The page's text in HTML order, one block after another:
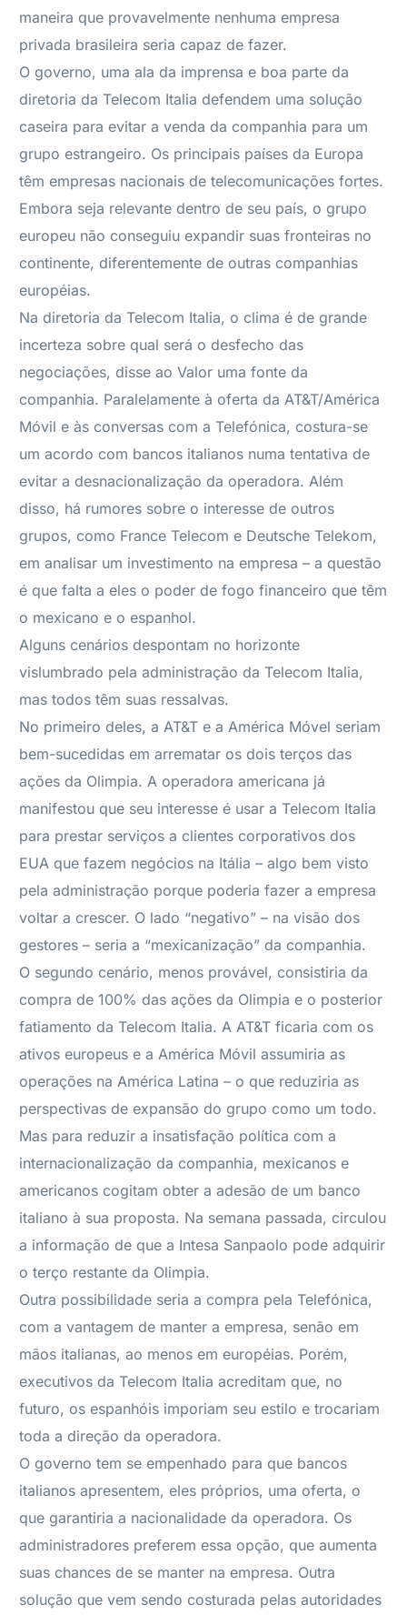
maneira que provavelmente nenhuma empresa
privada brasileira seria capaz de fazer.
O governo, uma ala da imprensa e boa parte da
diretoria da Telecom Italia defendem uma solução
caseira para evitar a venda da companhia para um
grupo estrangeiro. Os principais países da Europa
têm empresas nacionais de telecomunicações fortes.
Embora seja relevante dentro de seu país, o grupo
europeu não conseguiu expandir suas fronteiras no
continente, diferentemente de outras companhias
européias.
Na diretoria da Telecom Italia, o clima é de grande
incerteza sobre qual será o desfecho das
negociações, disse ao Valor uma fonte da
companhia. Paralelamente à oferta da AT&T/América
Móvil e às conversas com a Telefónica, costura-se
um acordo com bancos italianos numa tentativa de
evitar a desnacionalização da operadora. Além
disso, há rumores sobre o interesse de outros
grupos, como France Telecom e Deutsche Telekom,
em analisar um investimento na empresa – a questão
é que falta a eles o poder de fogo financeiro que têm
o mexicano e o espanhol.
Alguns cenários despontam no horizonte
vislumbrado pela administração da Telecom Italia,
mas todos têm suas ressalvas.
No primeiro deles, a AT&T e a América Móvel seriam
bem-sucedidas em arrematar os dois terços das
ações da Olimpia. A operadora americana já
manifestou que seu interesse é usar a Telecom Italia
para prestar serviços a clientes corporativos dos
EUA que fazem negócios na Itália – algo bem visto
pela administração porque poderia fazer a empresa
voltar a crescer. O lado “negativo” – na visão dos
gestores – seria a “mexicanização” da companhia.
O segundo cenário, menos provável, consistiria da
compra de 100% das ações da Olimpia e o posterior
fatiamento da Telecom Italia. A AT&T ficaria com os
ativos europeus e a América Móvil assumiria as
operações na América Latina – o que reduziria as
perspectivas de expansão do grupo como um todo.
Mas para reduzir a insatisfação política com a
internacionalização da companhia, mexicanos e
americanos cogitam obter a adesão de um banco
italiano à sua proposta. Na semana passada, circulou
a informação de que a Intesa Sanpaolo pode adquirir
o terço restante da Olimpia.
Outra possibilidade seria a compra pela Telefónica,
com a vantagem de manter a empresa, senão em
mãos italianas, ao menos em européias. Porém,
executivos da Telecom Italia acreditam que, no
futuro, os espanhóis imporiam seu estilo e trocariam
toda a direção da operadora.
O governo tem se empenhado para que bancos
italianos apresentem, eles próprios, uma oferta, o
que garantiria a nacionalidade da operadora. Os
administradores preferem essa opção, que aumenta
suas chances de se manter na empresa. Outra
solução que vem sendo costurada pelas autoridades